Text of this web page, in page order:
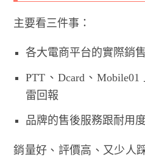
主要看三件事：
各大電商平台的實際銷
PTT、Dcard、
雷回報
品牌的售後服務跟耐用
銷量好、評價高、又少人